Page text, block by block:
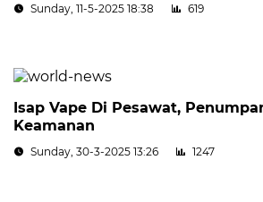
Sunday, 11-5-2025 18:38 619
Isap Vape Di Pesawat,
Keamanan
Sunday, 30-3-2025 13:26 1247